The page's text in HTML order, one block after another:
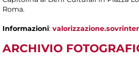
Roma.
Informazioni:
ARCHIVIO